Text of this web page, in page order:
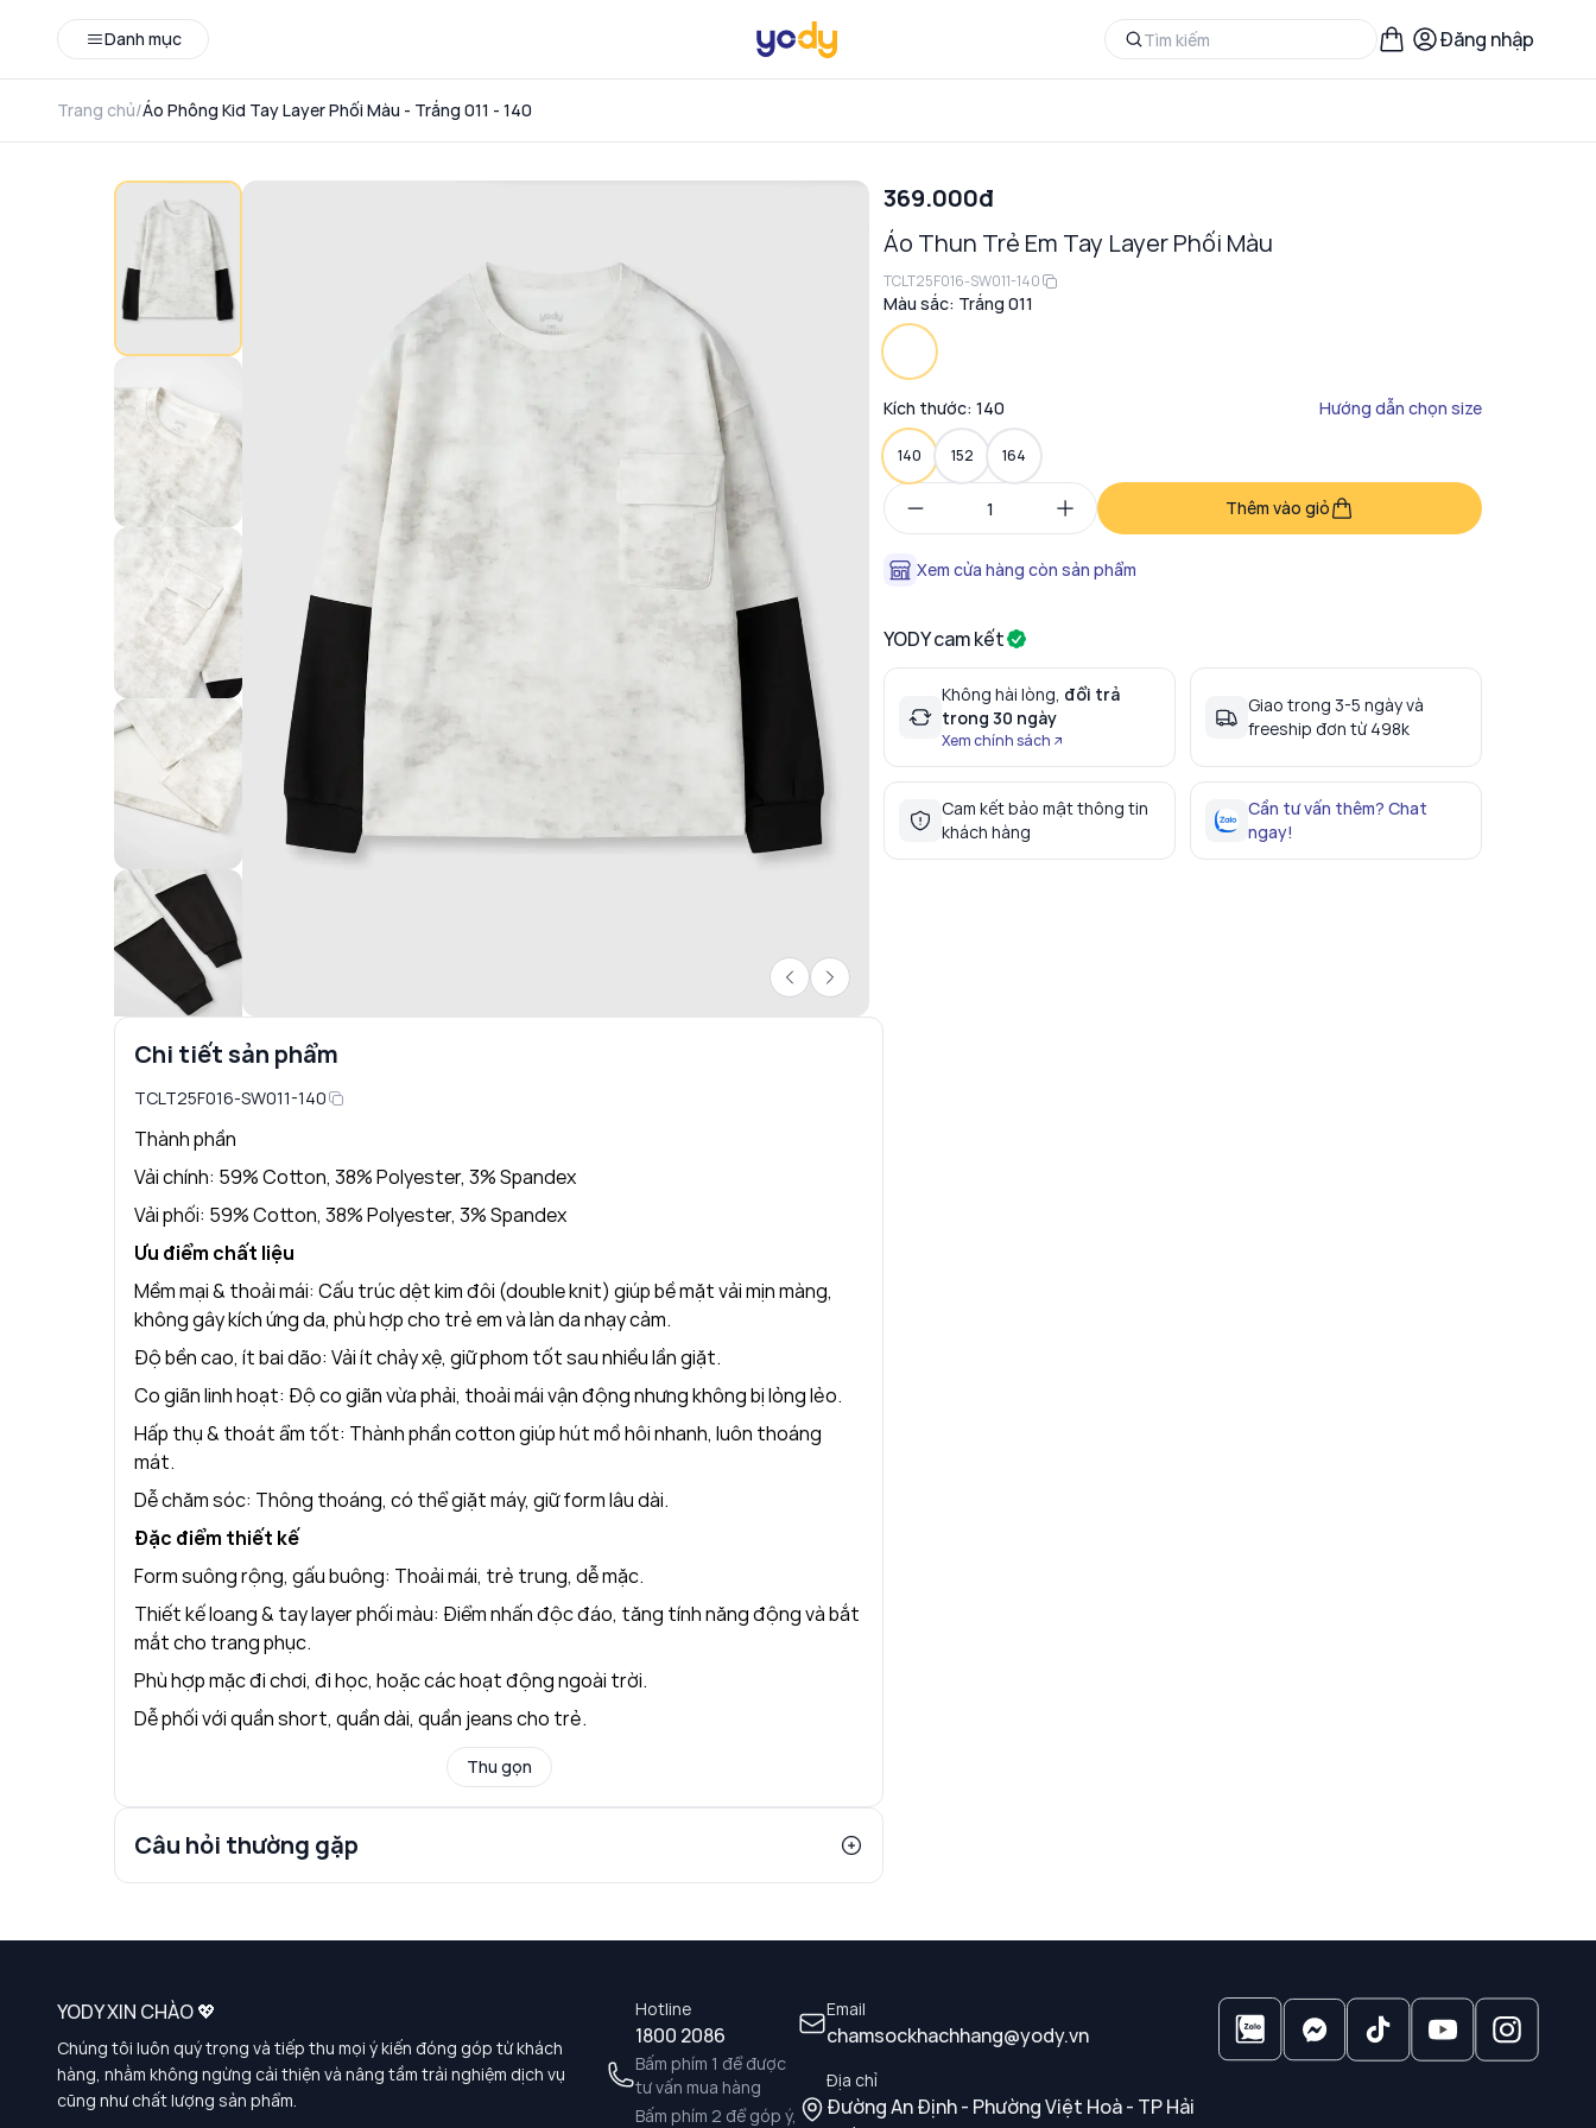
Danh mục Đăng nhập
Trang chủ/Áo Phông Kid Tay Layer Phối Màu - Trắng 011 - 140
Chi tiết sản phẩm
TCLT25F016-SW011-140
Thành phần
Vải chính: 59% Cotton, 38% Polyester, 3% Spandex
Vải phối: 59% Cotton, 38% Polyester, 3% Spandex
Ưu điểm chất liệu
Mềm mại & thoải mái: Cấu trúc dệt kim đôi (double knit) giúp bề mặt vải mịn màng,
không gây kích ứng da, phù hợp cho trẻ em và làn da nhạy cảm.
Độ bền cao, ít bai dão: Vải ít chảy xệ, giữ phom tốt sau nhiều lần giặt.
Co giãn linh hoạt: Độ co giãn vừa phải, thoải mái vận động nhưng không bị lỏng lẻo.
Hấp thụ & thoát ẩm tốt: Thành phần cotton giúp hút mồ hôi nhanh, luôn thoáng
mát.
Dễ chăm sóc: Thông thoáng, có thể giặt máy, giữ form lâu dài.
Đặc điểm thiết kế
Form suông rộng, gấu buông: Thoải mái, trẻ trung, dễ mặc.
Thiết kế loang & tay layer phối màu: Điểm nhấn độc đáo, tăng tính năng động và bắt
mắt cho trang phục.
Phù hợp mặc đi chơi, đi học, hoặc các hoạt động ngoài trời.
Dễ phối với quần short, quần dài, quần jeans cho trẻ.
Thu gọn
Câu hỏi thường gặp
369.000đ
Áo Thun Trẻ Em Tay Layer Phối Màu
TCLT25F016-SW011-140
Màu sắc: Trắng 011
Kích thước: 140 Hướng dẫn chọn size
140 152 164
Thêm vào giỏ
Xem cửa hàng còn sản phẩm
YODY cam kết
Không hài lòng, đổi trả
trong 30 ngày
Xem chính sách
Giao trong 3-5 ngày và
freeship đơn từ 498k
Cam kết bảo mật thông tin
khách hàng
Cần tư vấn thêm? Chat
ngay!
Hotline
1800 2086
Bấm phím 1 để được
tư vấn mua hàng
Bấm phím 2 để góp ý,
Email
chamsockhachhang@yody.vn
Địa chỉ
Đường An Định - Phường Việt Hoà - TP Hải
YODY XIN CHÀO 💖
Chúng tôi luôn quý trọng và tiếp thu mọi ý kiến đóng góp từ khách
hàng, nhằm không ngừng cải thiện và nâng tầm trải nghiệm dịch vụ
cũng như chất lượng sản phẩm.